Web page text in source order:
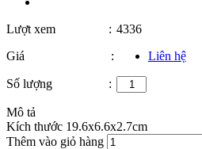
Lượt xem : 4336
Giá
: Liên hệ
Số lượng :
Mô tả
Kích thước 19.6x6.6x2.7cm
Thêm vào giỏ hàng